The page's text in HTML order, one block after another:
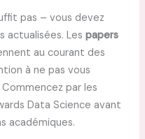
pas – vous devez
actualisées. Les papers
au courant des
à ne pas vous
par les
Data Science avant
académiques.